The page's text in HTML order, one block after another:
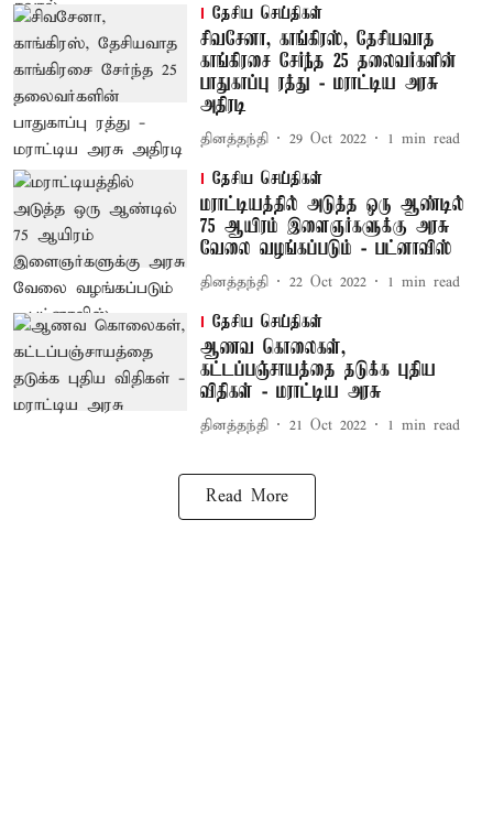
தேசிய செய்திகள்
சிவசேனா, காங்கிரஸ், தேசியவாத
காங்கிரசை சேர்ந்த 25 தலைவர்களின்
பாதுகாப்பு ரத்து - மராட்டிய அரசு
அதிரடி
தினத்தந்தி 29 Oct 2022 1 min read
தேசிய செய்திகள்
மராட்டியத்தில் அடுத்த ஒரு ஆண்டில்
75 ஆயிரம் இளைஞர்களுக்கு அரசு
வேலை வழங்கப்படும் - பட்னாவிஸ்
தினத்தந்தி 22 Oct 2022 1 min read
தேசிய செய்திகள்
ஆணவ கொலைகள்,
கட்டப்பஞ்சாயத்தை தடுக்க புதிய
விதிகள் - மராட்டிய அரசு
தினத்தந்தி 21 Oct 2022 1 min read
Read More